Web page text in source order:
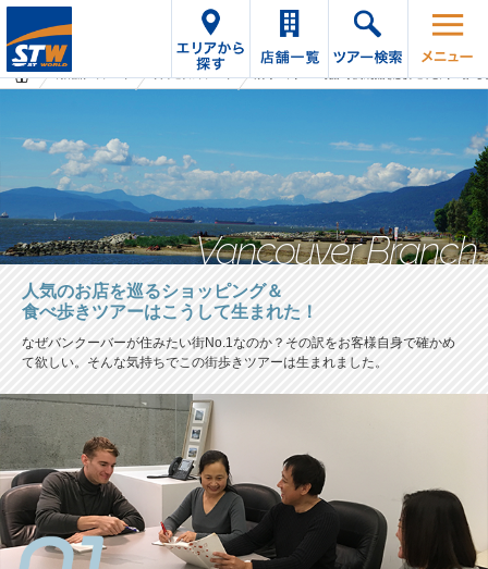
Vancouver Branch
人気のお店を巡るショッピング＆
食べ歩きツアーはこうして生まれた！
なぜバンクーバーが住みたい街No.1なのか？その訳をお客様自身で確かめ
て欲しい。そんな気持ちでこの街歩きツアーは生まれました。